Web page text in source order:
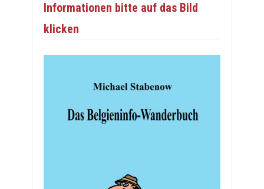
Informationen bitte auf das Bild
klicken